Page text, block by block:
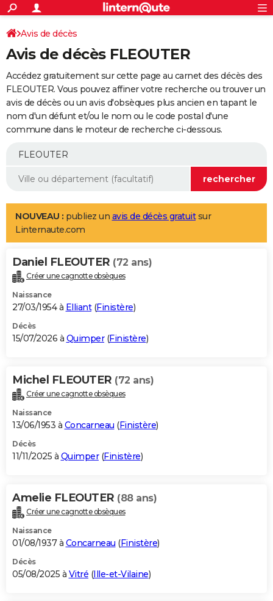
ACTUALITÉS
Politique
Société
Faits Divers
Education
Monde
Villes
+
SPORT
Coupe du monde 2026
Football
Tennis
Cyclisme
Rugby
Forum
Programme TV
TNT
Streaming
Cinéma
Sorties cinéma
Musique
+
FINANCE
Retraite
Epargne
Immobilier
Risques naturels par ville
Banque
Assurance
AUTO
Essais
Réserver un essai
Citadines
Berlines
SUV
Forum auto
+
Mobiles
Meilleur smartphone
Internet
Ordinateurs
Jeux vidéo
Guide high-tech
Aménagement intérieur
LIFESTYLE
Art de vivre
Bien-être
Loisirs
Mode
Modes de vie
Alimentation
Guide de la santé
Maladies
Médicaments
Sommeil
VOYAGE
Destinations
City break
Voyage nature
Voyage de noces
Forum
Climat
+PHOTO
GUIDES D'ACHAT
BONS PLANS
Carte de Noël
Carte Bonne année
Carte Saint-Valentin
Carte Pâques
Carte d'anniversaire
DICTIONNAIRE
Dictionnaire
Biographies
Citations
Expressions
Proverbes
PROGRAMME TV
S'inscrire
Se connecter
Lycées
Collèges
Primaires
Universités
Entreprises
Service militaire
Avis de recherche
AVIS DE DÉCÈS
Bricolage
Lifestyle
Culture
Sport
Auto
Television
Voyage
Cinema
Avis de décès
Avis de décès FLEOUTER
Accédez gratuitement sur cette page au carnet des décès des
FLEOUTER. Vous pouvez affiner votre recherche ou trouver un
avis de décès ou un avis d'obsèques plus ancien en tapant le
nom d'un défunt et/ou le nom ou le code postal d'une
commune dans le moteur de recherche ci-dessous.
NOUVEAU : publiez un avis de décès gratuitsur
Linternaute.com
Daniel FLEOUTER (72 ans)
Créer une cagnotte obsèques
Naissance
27/03/1954 à Elliant(Finistère)
Décès
15/07/2026 à Quimper(Finistère)
Michel FLEOUTER (72 ans)
Créer une cagnotte obsèques
Naissance
13/06/1953 à Concarneau (Finistère)
Décès
11/11/2025 à Quimper(Finistère)
Amelie FLEOUTER (88 ans)
Créer une cagnotte obsèques
Naissance
01/08/1937 à Concarneau (Finistère)
Décès
05/08/2025 à Vitré (Ille-et-Vilaine)